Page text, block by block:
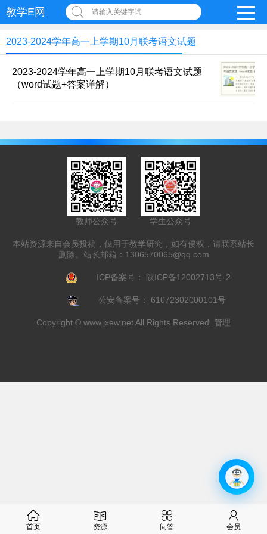
教学E网 请输入关键字词
2023-2024学年高一上学期10月联考语文试题
2023-2024学年高一上学期10月联考语文试题
（word试题+答案详解）
教师公众号 学生公众号
本站资源来自会员投稿，仅用于教学研究，如有侵权，请联系站长
删除。站长邮箱： 1306570065@qq.com
ICP备案号： 陕ICP备12002713号-2
公安备案号： 61072302000101号
Copyright © www.jxew.netAll Rights Reserved. 管理
首页 资源 问答 会员